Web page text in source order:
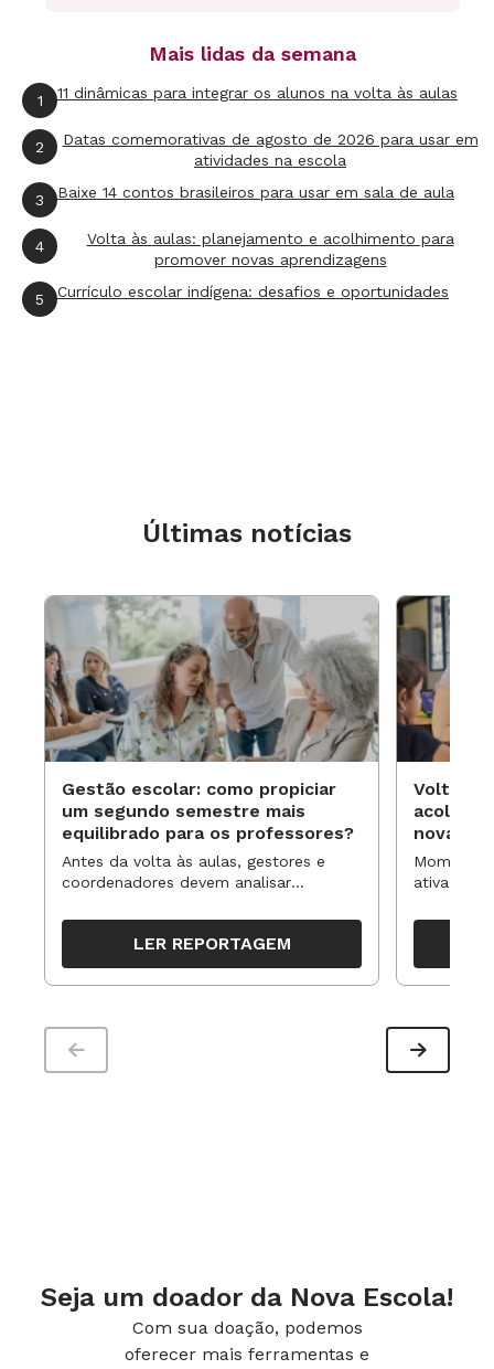
conhecimento dos alunos sobre a linguagem
utilizada para escrever uma carta tradicional e
uma mensagem enviada pela Internet. Peça que
os alunos escrevam uma carta para um colega
de outra classe ou escola, convidando-o para
participar de um projeto de troca de
correspondência eletrônica. Sistematize os
conteúdos discutidos com essa atividade.
Mais lidas da semana
1 11 dinâmicas para integrar os alunos na volta às aulas
2
Datas comemorativas de agosto de 2026 para usar em
atividades na escola
3 Baixe 14 contos brasileiros para usar em sala de aula
4
Volta às aulas: planejamento e acolhimento para
promover novas aprendizagens
5 Currículo escolar indígena: desafios e oportunidades
Últimas notícias
Gestão escolar: como propiciar
um segundo semestre mais
equilibrado para os professores?
Antes da volta às aulas, gestores e
coordenadores devem analisar
organizar ações para orientar o
trabalho pedagógico ao longo do
período
LER REPORTAGEM
Volta às
novas
ativa
propostas
Seja um doador da Nova Escola!
Com sua doação, podemos
oferecer mais ferramentas e